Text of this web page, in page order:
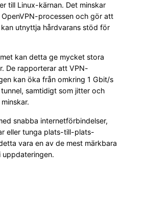
till Linux-kärnan. Det minskar
processen och gör att
utnyttja hårdvarans stöd för
kan detta ge mycket stora
De rapporterar att VPN-
kan öka från omkring 1 Gbit/s
samtidigt som jitter och
snabba internetförbindelser,
eller tunga plats-till-plats-
vara en av de mest märkbara